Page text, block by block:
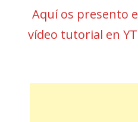
Aquí os presento
vídeo tutorial en